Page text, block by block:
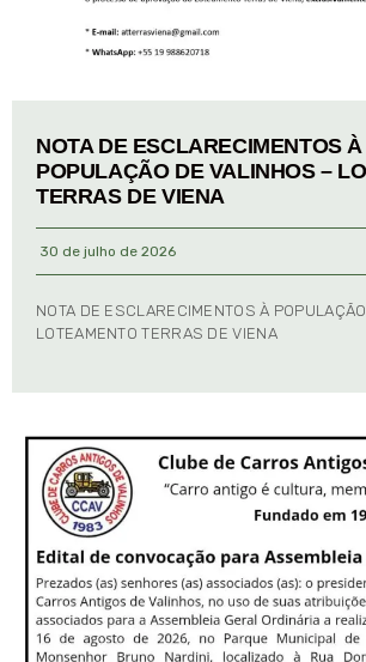
NOTA DE ESCLARECIMENTOS À
POPULAÇÃO DE VALINHOS –
TERRAS DE VIENA
30 de julho de 2026
NOTA DE ESCLARECIMENTOS À
LOTEAMENTO TERRAS DE VIENA